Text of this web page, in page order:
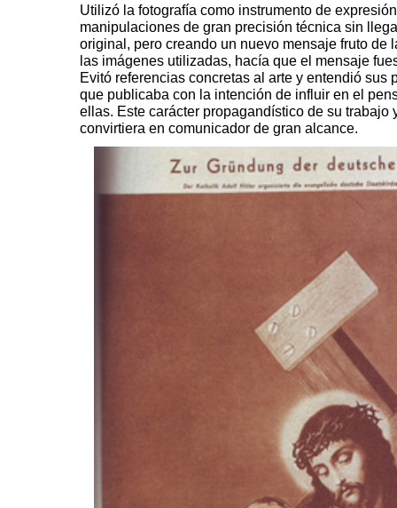
Utilizó la fotografía como instrumento de
manipulaciones de gran precisión técnica sin
original, pero creando un nuevo mensaje fruto de
las imágenes utilizadas, hacía que el mensaje
Evitó referencias concretas al arte y entendió sus
que publicaba con la intención de influir en el
ellas. Este carácter propagandístico de su trabajo
convirtiera en comunicador de gran alcance.